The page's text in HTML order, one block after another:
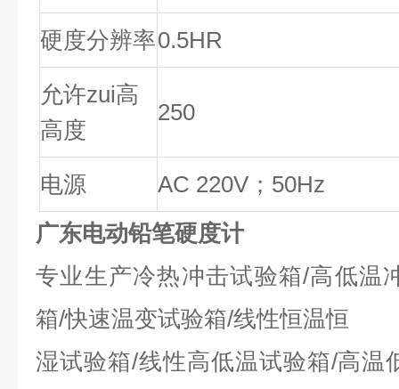
硬度分辨率0.5HR
允许zui高
高度
250
电源
AC 220V；50Hz
广东电动铅笔硬度计
专业生产冷热冲击试验箱/高低温
箱/快速温变试验箱/线性恒温恒
湿试验箱/线性高低温试验箱/高温